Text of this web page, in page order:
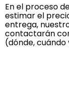
En el proceso
estimar el
entrega,
contactarán
(dónde,